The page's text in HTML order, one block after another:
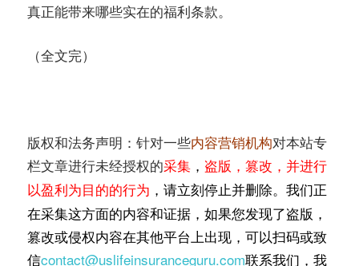
真正能带来哪些实在的福利条款。
（全文完）
版权和法务声明：针对一些内容营销机构对本站专
栏文章进行未经授权的采集 ， 盗版，篡改，并进行
以盈利为目的的行为 ，请立刻停止并删除。我们正
在采集这方面的内容和证据，如果您发现了盗版，
篡改或侵权内容在其他平台上出现，可以扫码或致
信contact@uslifeinsuranceguru.com联系我们，我